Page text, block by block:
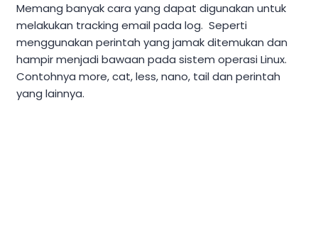
Memang banyak cara yang dapat digunakan untuk
melakukan tracking email pada log. Seperti
menggunakan perintah yang jamak ditemukan dan
hampir menjadi bawaan pada sistem operasi Linux.
Contohnya more, cat, less, nano, tail dan perintah
yang lainnya.